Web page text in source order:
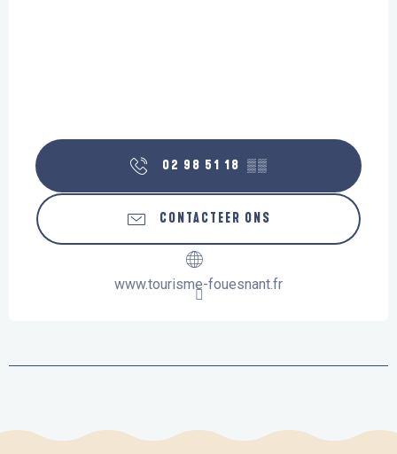
02 98 51 18 ▒▒
CONTACTEER ONS
www.tourisme-fouesnant.fr